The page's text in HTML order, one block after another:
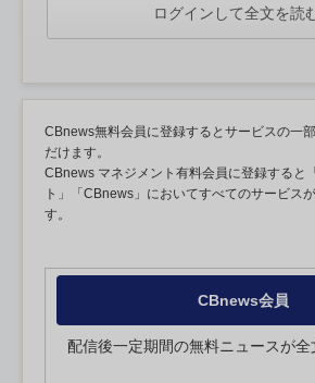
ログインして全文を読
CBnews無料会員に登録するとサービスの一
だけます。
CBnews マネジメント有料会員に登録すると
ト」「CBnews」においてすべてのサービス
す。
CBnews会員
配信後一定期間の無料ニュースが全